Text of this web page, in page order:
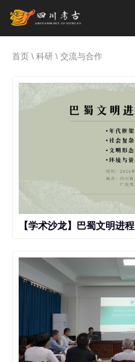
首页 \ 科研 \ 交流与合作
【学术沙龙】巴蜀文明进程